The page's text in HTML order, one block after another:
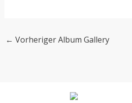
← Vorheriger Album Gallery